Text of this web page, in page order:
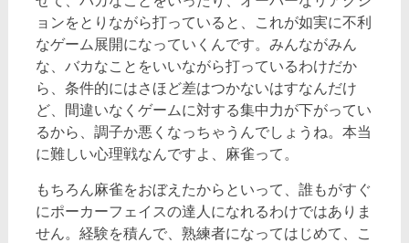
ョンをとりながら打っていると、これが如実に不利
なゲーム展開になっていくんです。みんながみん
な、バカなことをいいながら打っているわけだか
ら、条件的にはさほど差はつかないはすなんだけ
ど、間違いなくゲームに対する集中力が下がってい
るから、調子か悪くなっちゃうんでしょうね。本当
に難しい心理戦なんですよ、麻雀って。
もちろん麻雀をおぼえたからといって、誰もがすぐ
にポーカーフェイスの達人になれるわけではありま
せん。経験を積んで、熟練者になってはじめて、こ